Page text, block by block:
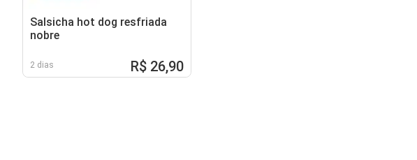
Salsicha hot dog resfriada
nobre
2 dias R$ 26,90